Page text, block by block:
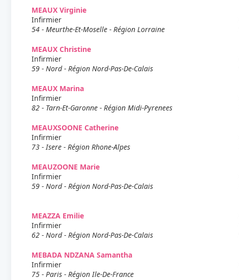
MEAUX Virginie
Infirmier
54 - Meurthe-Et-Moselle - Région Lorraine
MEAUX Christine
Infirmier
59 - Nord - Région Nord-Pas-De-Calais
MEAUX Marina
Infirmier
82 - Tarn-Et-Garonne - Région Midi-Pyrenees
MEAUXSOONE Catherine
Infirmier
73 - Isere - Région Rhone-Alpes
MEAUZOONE Marie
Infirmier
59 - Nord - Région Nord-Pas-De-Calais
MEAZZA Emilie
Infirmier
62 - Nord - Région Nord-Pas-De-Calais
MEBADA NDZANA Samantha
Infirmier
75 - Paris - Région Ile-De-France